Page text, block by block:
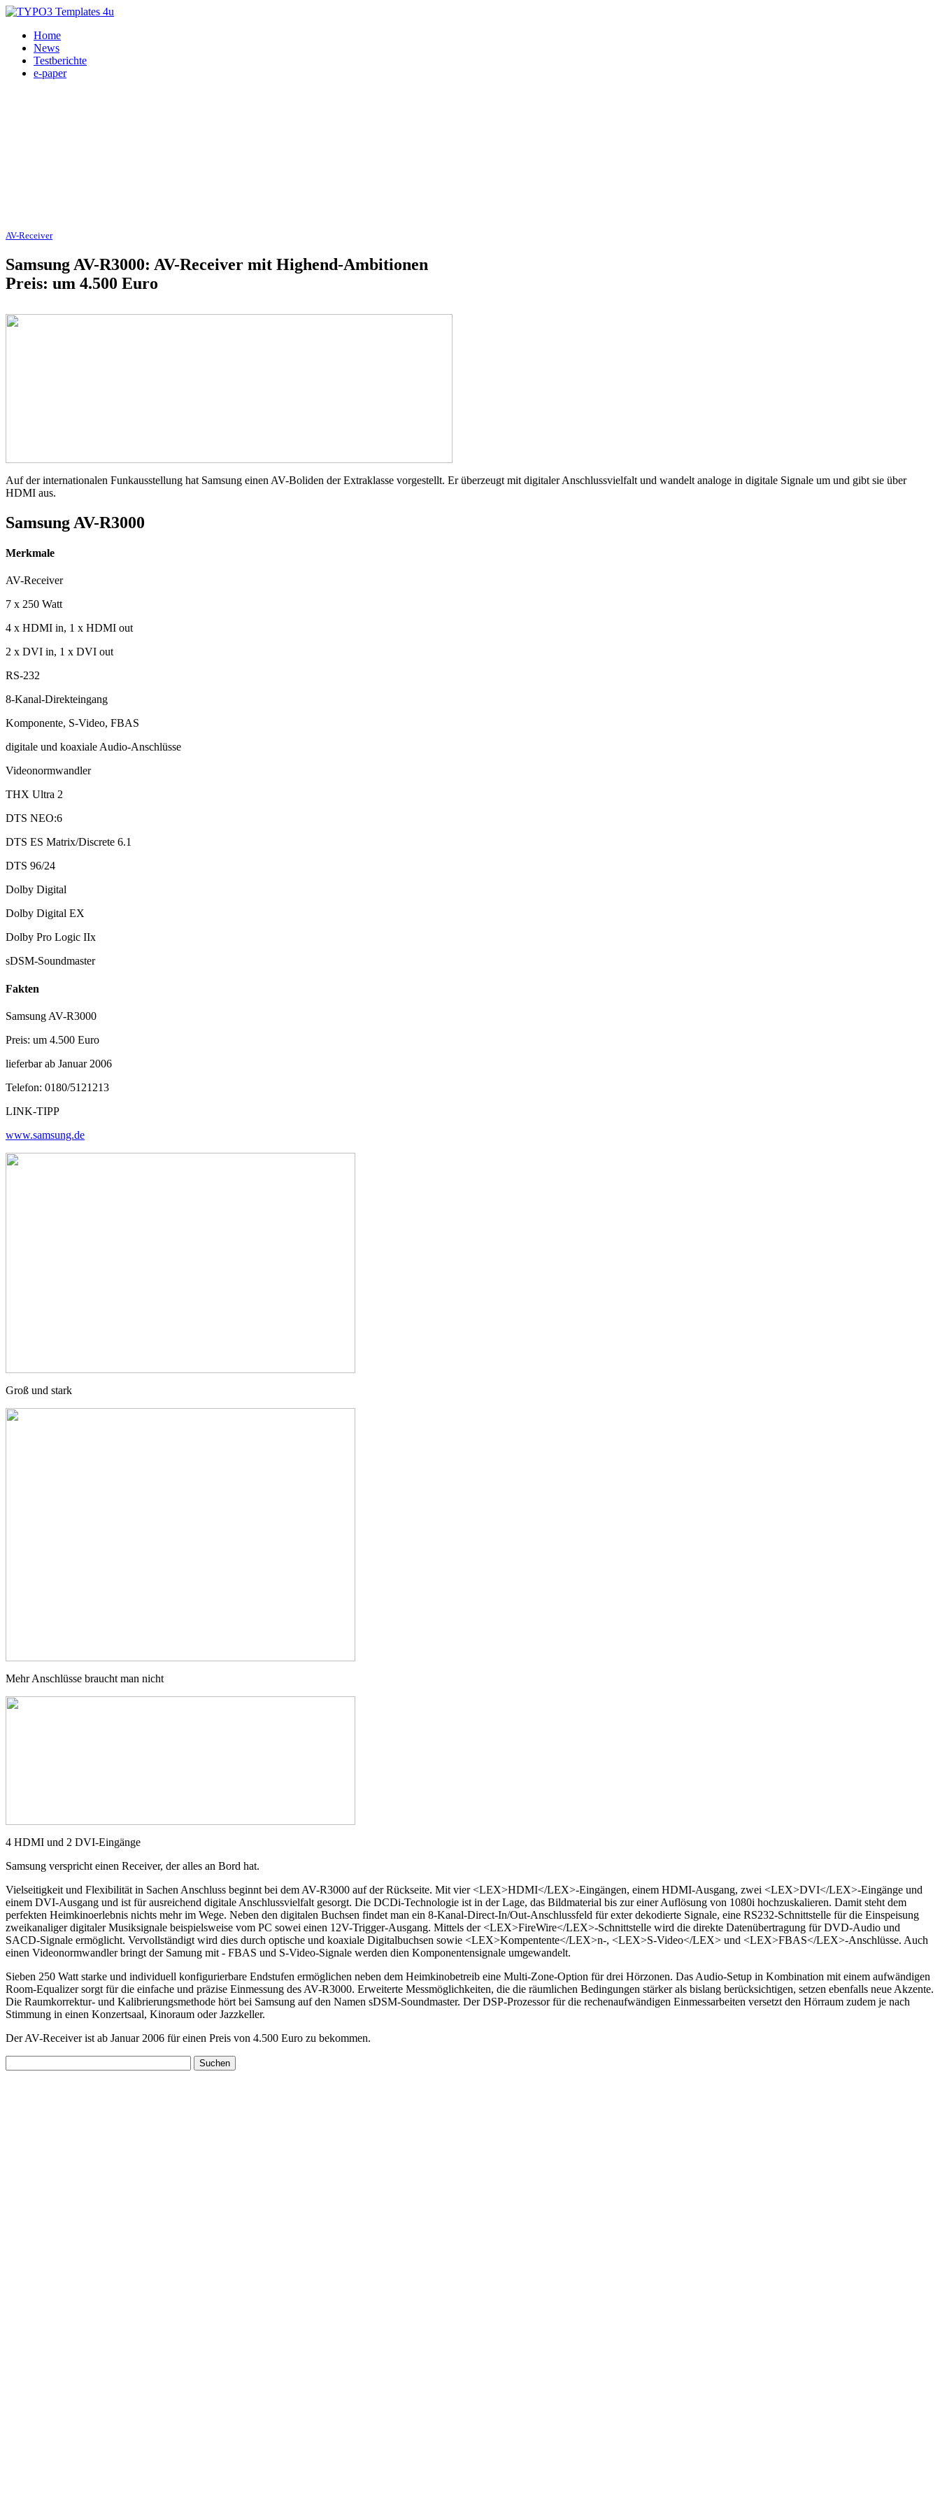
Home
News
Testberichte
e-paper
AV-Receiver23.09.2005
Samsung AV-R3000: AV-Receiver mit Highend-Ambitionen
Preis: um 4.500 Euro
Auf der internationalen Funkausstellung hat Samsung einen AV-Boliden der Extraklasse vorgestellt. Er überzeugt mit digitaler Anschlussvielfalt und wandelt analoge in digitale Signale um und gibt sie über
HDMI aus.
Samsung AV-R3000
Merkmale
AV-Receiver
7 x 250 Watt
4 x HDMI in, 1 x HDMI out
2 x DVI in, 1 x DVI out
RS-232
8-Kanal-Direkteingang
Komponente, S-Video, FBAS
digitale und koaxiale Audio-Anschlüsse
Videonormwandler
THX Ultra 2
DTS NEO:6
DTS ES Matrix/Discrete 6.1
DTS 96/24
Dolby Digital
Dolby Digital EX
Dolby Pro Logic IIx
sDSM-Soundmaster
Fakten
Samsung AV-R3000
Preis: um 4.500 Euro
lieferbar ab Januar 2006
Telefon: 0180/5121213
LINK-TIPP
www.samsung.de
Groß und stark
Mehr Anschlüsse braucht man nicht
4 HDMI und 2 DVI-Eingänge
Samsung verspricht einen Receiver, der alles an Bord hat.
Vielseitigkeit und Flexibilität in Sachen Anschluss beginnt bei dem AV-R3000 auf der Rückseite. Mit vier <LEX>HDMI</LEX>-Eingängen, einem HDMI-Ausgang, zwei <LEX>DVI</LEX>-Eingänge und
einem DVI-Ausgang und ist für ausreichend digitale Anschlussvielfalt gesorgt. Die DCDi-Technologie ist in der Lage, das Bildmaterial bis zur einer Auflösung von 1080i hochzuskalieren. Damit steht dem
perfekten Heimkinoerlebnis nichts mehr im Wege. Neben den digitalen Buchsen findet man ein 8-Kanal-Direct-In/Out-Anschlussfeld für exter dekodierte Signale, eine RS232-Schnittstelle für die Einspeisung
zweikanaliger digitaler Musiksignale beispielsweise vom PC sowei einen 12V-Trigger-Ausgang. Mittels der <LEX>FireWire</LEX>-Schnittstelle wird die direkte Datenübertragung für DVD-Audio und
SACD-Signale ermöglicht. Vervollständigt wird dies durch optische und koaxiale Digitalbuchsen sowie <LEX>Kompentente</LEX>n-, <LEX>S-Video</LEX> und <LEX>FBAS</LEX>-Anschlüsse. Auch
einen Videonormwandler bringt der Samung mit - FBAS und S-Video-Signale werden dien Komponentensignale umgewandelt.
Sieben 250 Watt starke und individuell konfigurierbare Endstufen ermöglichen neben dem Heimkinobetreib eine Multi-Zone-Option für drei Hörzonen. Das Audio-Setup in Kombination mit einem aufwändigen
Room-Equalizer sorgt für die einfache und präzise Einmessung des AV-R3000. Erweiterte Messmöglichkeiten, die die räumlichen Bedingungen stärker als bislang berücksichtigen, setzen ebenfalls neue Akzente.
Die Raumkorrektur- und Kalibrierungsmethode hört bei Samsung auf den Namen sDSM-Soundmaster. Der DSP-Prozessor für die rechenaufwändigen Einmessarbeiten versetzt den Hörraum zudem je nach
Stimmung in einen Konzertsaal, Kinoraum oder Jazzkeller.
Der AV-Receiver ist ab Januar 2006 für einen Preis von 4.500 Euro zu bekommen.